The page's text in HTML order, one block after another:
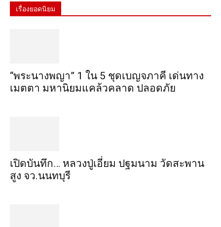
เรื่องยอดนิยม
“พระ​นาง​พญา” 1 ใน 5​ ชุดเบญจ​ภาคี​ เด่นทาง
เมตตา​ มหา​นิยม​แคล้วคลาด​ ปลอดภัย​
เปิดบันทึก… หลวงปู่เอี่ยม ​ปฐม​นาม​ วัดสะพาน
สูง​ จว.นนทบุรี